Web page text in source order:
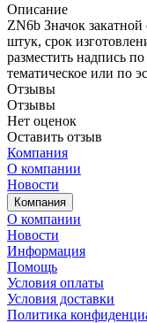
Описание
ZN6b Значок
штук, срок
разместить надпись
тематическое или по
Отзывы
Отзывы
Нет оценок
Оставить отзыв
Компания
О компании
Новости
Компания
О компании
Новости
Информация
Помощь
Условия оплаты
Условия доставки
Политика